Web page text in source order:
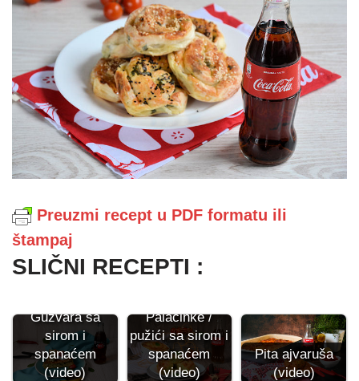
Preuzmi recept u PDF formatu ili
štampaj
SLIČNI RECEPTI :
Gužvara sa
sirom i
spanaćem
(video)
Palačinke /
pužići sa sirom i
spanaćem
(video)
Pita ajvaruša
(video)